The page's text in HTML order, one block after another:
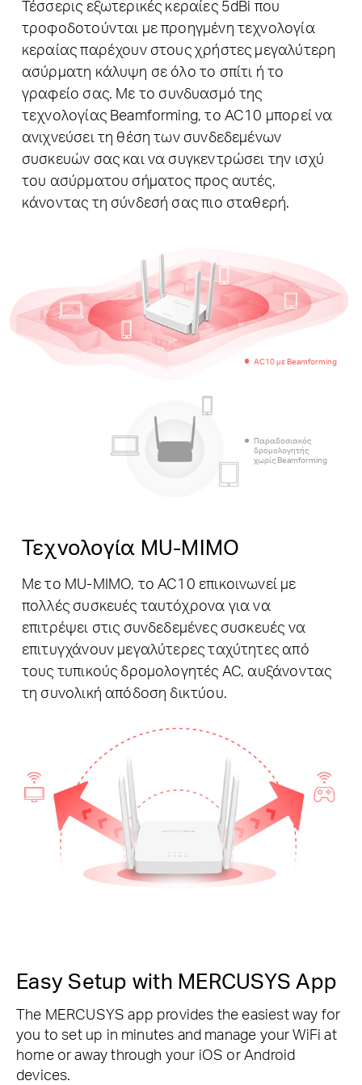
Τέσσερις εξωτερικές κεραίες 5dBi που
τροφοδοτούνται με προηγμένη τεχνολογία
κεραίας παρέχουν στους χρήστες μεγαλύτερη
ασύρματη κάλυψη σε όλο το σπίτι ή το
γραφείο σας. Με το συνδυασμό της
τεχνολογίας Beamforming, το AC10 μπορεί να
ανιχνεύσει τη θέση των συνδεδεμένων
συσκευών σας και να συγκεντρώσει την ισχύ
του ασύρματου σήματος προς αυτές,
κάνοντας τη σύνδεσή σας πιο σταθερή.
Παραδοσιακός
δρομολογητής
χωρίς Beamforming
AC10 με Beamforming
Τεχνολογία MU-MIMO
Με το MU-MIMO, το AC10 επικοινωνεί με
πολλές συσκευές ταυτόχρονα για να
επιτρέψει στις συνδεδεμένες συσκευές να
επιτυγχάνουν μεγαλύτερες ταχύτητες από
τους τυπικούς δρομολογητές AC, αυξάνοντας
τη συνολική απόδοση δικτύου.
Easy Setup with MERCUSYS App
The MERCUSYS app provides the easiest way for
you to set up in minutes and manage your WiFi at
home or away through your iOS or Android
devices.